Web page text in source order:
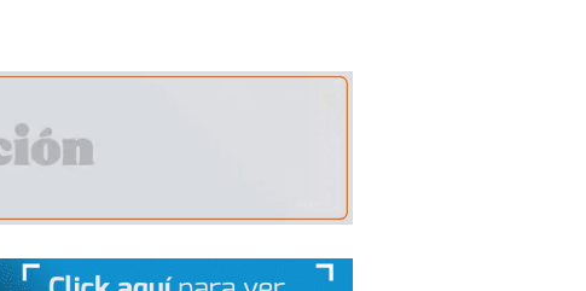
Y países como Filipinas, Malasia e Indonesia también
necesidades crecientes de su población».
la de China, es hora de repensar cómo afrontar el
unos USD 3.400 millones. Mucho más, ahora, que
el cual el 99,5% de lo que compra está dentro del
esos acuerdos somos Uruguay y la Patagonia
plazo», finalizó.